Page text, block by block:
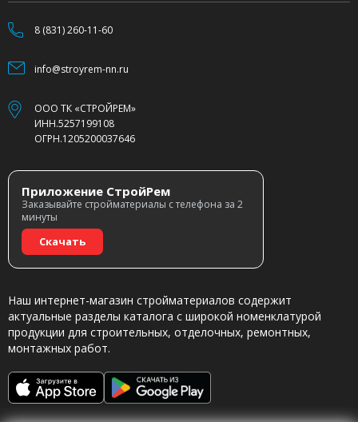
8 (831) 260-11-60
info@stroyrem-nn.ru
ООО ТК «СТРОЙРЕМ»
ИНН.5257199108
ОГРН.1205200037646
Приложение СтройРем
Заказывайте стройматериалы с телефона за 2
минуты
Скачать
Наш интернет-магазин стройматериалов содержит
актуальные разделы каталога с широкой номенклатурой
продукции для строительных, отделочных, ремонтных,
монтажных работ.